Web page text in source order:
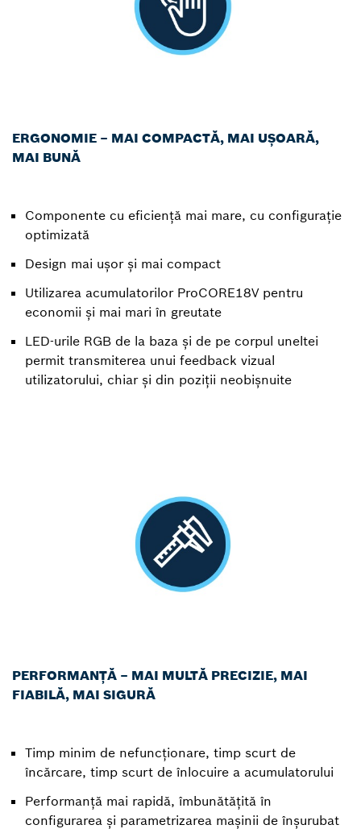
ERGONOMIE – MAI COMPACTĂ, MAI UȘOARĂ,
MAI BUNĂ
Componente cu eficiență mai mare, cu configurație
optimizată
Design mai ușor și mai compact
Utilizarea acumulatorilor ProCORE18V pentru
economii și mai mari în greutate
LED-urile RGB de la baza și de pe corpul uneltei
permit transmiterea unui feedback vizual
utilizatorului, chiar și din poziții neobișnuite
PERFORMANȚĂ – MAI MULTĂ PRECIZIE, MAI
FIABILĂ, MAI SIGURĂ
Timp minim de nefuncționare, timp scurt de
încărcare, timp scurt de înlocuire a acumulatorului
Performanță mai rapidă, îmbunătățită în
configurarea și parametrizarea mașinii de înșurubat